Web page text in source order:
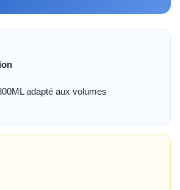
adapté aux volumes